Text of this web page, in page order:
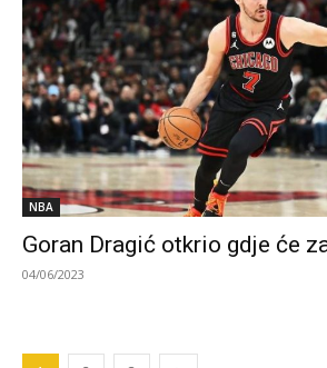
NBA
Goran Dragić otkrio gdje će
04/06/2023